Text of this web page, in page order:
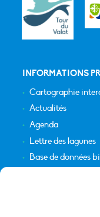
INFORMATIONS
Cartographie
Actualités
Agenda
Lettre des lagunes
Base de données